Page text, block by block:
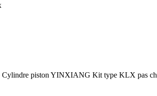
Cylindre piston YINXIANG Kit type KLX pas